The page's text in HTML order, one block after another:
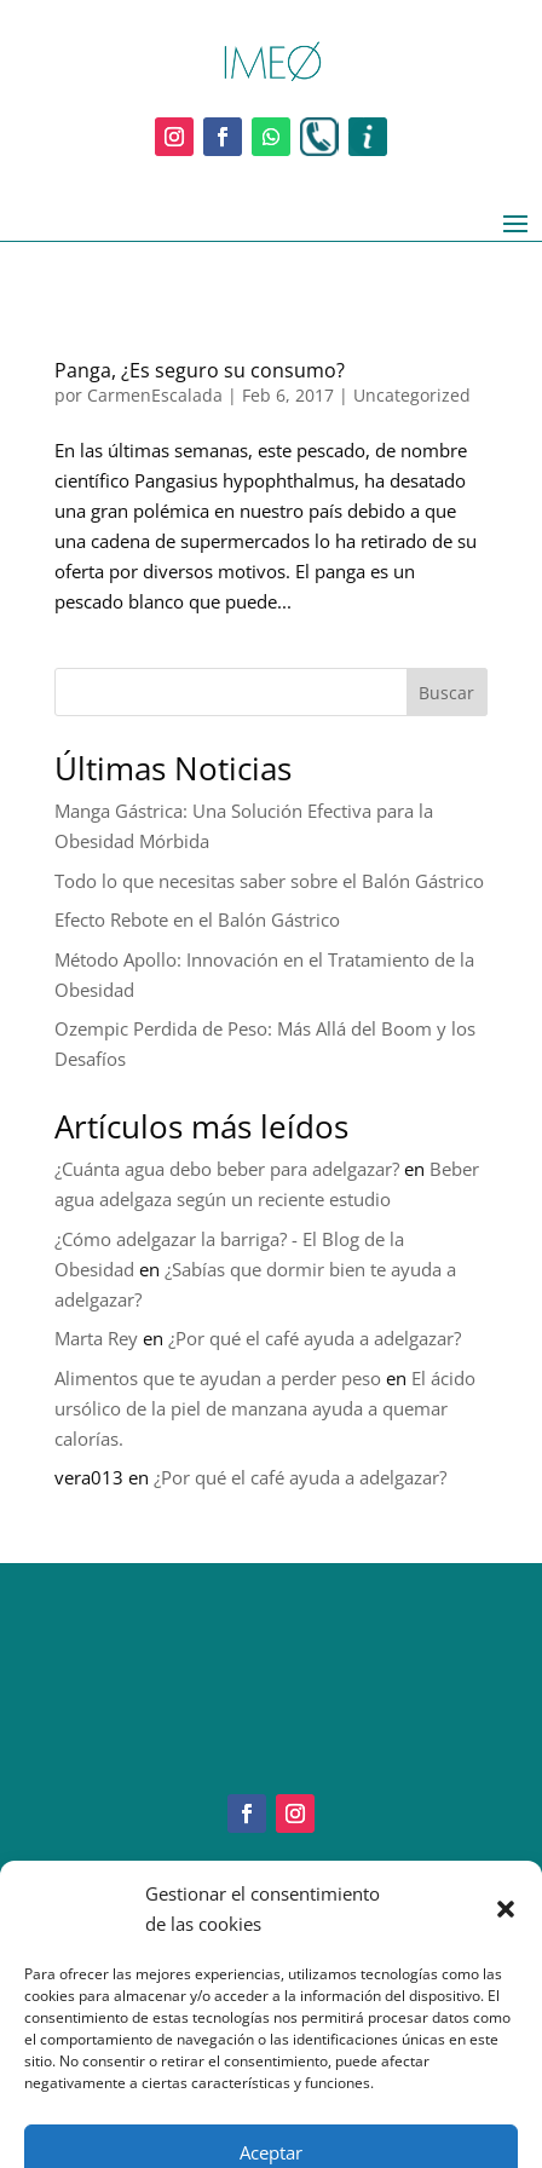
Gestionar el consentimiento
de las cookies
Para ofrecer las mejores experiencias, utilizamos tecnologías como las
cookies para almacenar y/o acceder a la información del dispositivo. El
consentimiento de estas tecnologías nos permitirá procesar datos como
el comportamiento de navegación o las identificaciones únicas en este
sitio. No consentir o retirar el consentimiento, puede afectar
negativamente a ciertas características y funciones.
Aceptar
Panga, ¿Es seguro su consumo?
por CarmenEscalada | Feb 6, 2017| Uncategorized
En las últimas semanas, este pescado, de nombre
científico Pangasius hypophthalmus, ha desatado
una gran polémica en nuestro país debido a que
una cadena de supermercados lo ha retirado de su
oferta por diversos motivos. El panga es un
pescado blanco que puede...
Buscar
Últimas Noticias
Manga Gástrica: Una Solución Efectiva para la
Obesidad Mórbida
Todo lo que necesitas saber sobre el Balón Gástrico
Efecto Rebote en el Balón Gástrico
Método Apollo: Innovación en el Tratamiento de la
Obesidad
Ozempic Perdida de Peso: Más Allá del Boom y los
Desafíos
Artículos más leídos
¿Cuánta agua debo beber para adelgazar?en Beber
agua adelgaza según un reciente estudio
¿Cómo adelgazar la barriga? - El Blog de la
Obesidad en ¿Sabías que dormir bien te ayuda a
adelgazar?
Marta Reyen ¿Por qué el café ayuda a adelgazar?
Alimentos que te ayudan a perder pesoen El ácido
ursólico de la piel de manzana ayuda a quemar
calorías.
vera013 en ¿Por qué el café ayuda a adelgazar?
Copyright © 2022 IMEOInformación Paciente
Imeo. Aviso legal|Politica Cookies